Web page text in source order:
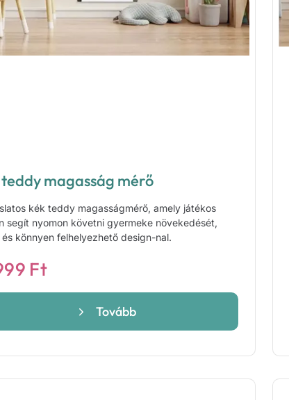
magasság mérő
kék teddy magasságmérő, amely játékos
segít nyomon követni gyermeke növekedését,
könnyen felhelyezhető design-nal.
Ft
Tovább